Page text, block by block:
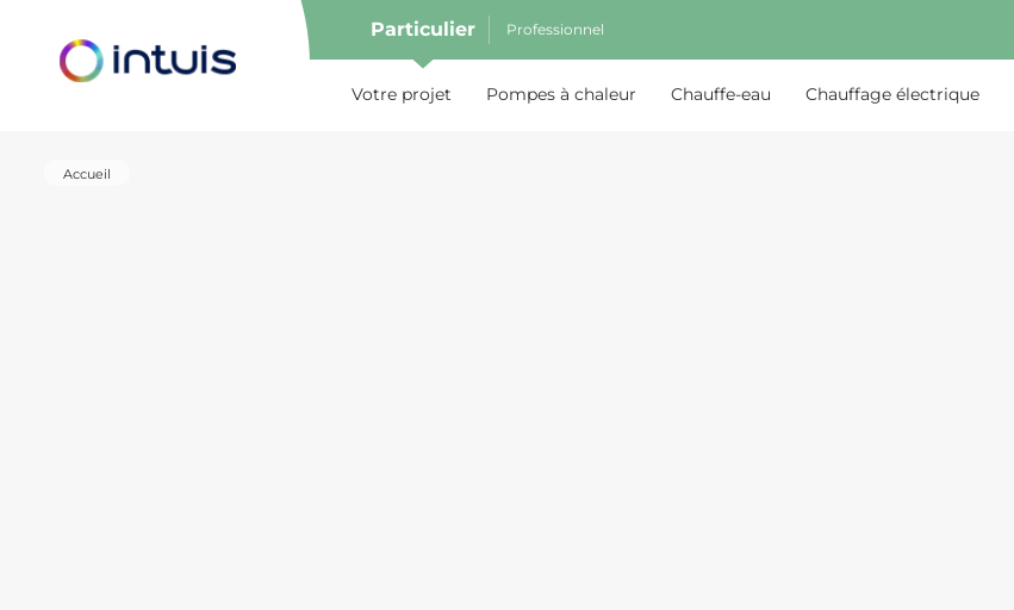
Particulier Professionnel
Votre projet Pompes à chaleur Chauffe-eau Chauffage électrique
menu
Accueil